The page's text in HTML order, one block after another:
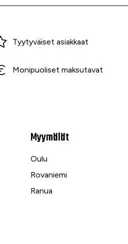
Tyytyväiset asiakkaat
Monipuoliset maksutavat
Myymälät
Oulu
Rovaniemi
Ranua